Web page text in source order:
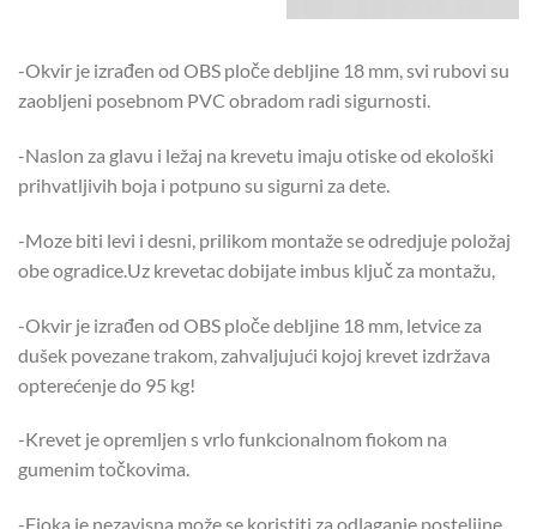
-Okvir je izrađen od OBS ploče debljine 18 mm, svi rubovi su
zaobljeni posebnom PVC obradom radi sigurnosti.
-Naslon za glavu i ležaj na krevetu imaju otiske od ekološki
prihvatljivih boja i potpuno su sigurni za dete.
-Moze biti levi i desni, prilikom montaže se odredjuje položaj
obe ogradice.Uz krevetac dobijate imbus ključ za montažu,
-Okvir je izrađen od OBS ploče debljine 18 mm, letvice za
dušek povezane trakom, zahvaljujući kojoj krevet izdržava
opterećenje do 95 kg!
-Krevet je opremljen s vrlo funkcionalnom fiokom na
gumenim točkovima.
-Fioka je nezavisna,može se koristiti za odlaganje posteljine